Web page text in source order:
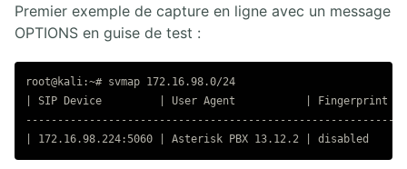
Premier exemple de capture en ligne avec un message
OPTIONS en guise de test :
root@kali:~# svmap 172.16.98.0/24
| SIP Device         | User Agent           | Fingerprint |
-----------------------------------------------------------